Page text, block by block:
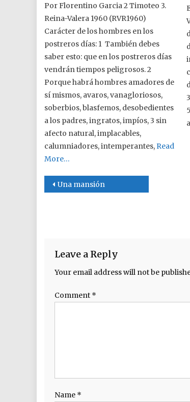
Por Florentino Garcia 2 Timoteo 3.
Reina-Valera 1960 (RVR1960)
Carácter de los hombres en los
postreros días: 1 También debes
saber esto: que en los postreros días
vendrán tiempos peligrosos. 2
Porque habrá hombres amadores de
sí mismos, avaros, vanagloriosos,
soberbios, blasfemos, desobedientes
a los padres, ingratos, impíos, 3 sin
afecto natural, implacables,
calumniadores, intemperantes, Read
More…
Post navigation
Una mansión
Leave a Reply
Your email address will not be
Comment *
Name *